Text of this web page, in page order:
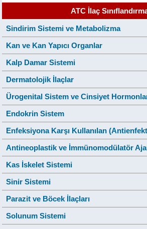
ATC İlaç
Sindirim Sistemi ve Metabolizma
Kan ve Kan Yapıcı Organlar
Kalp Damar Sistemi
Dermatolojik İlaçlar
Ürogenital Sistem ve Cinsiyet
Endokrin Sistem
Enfeksiyona Karşı Kullanılan
Antineoplastik ve İmmünomodülatör
Kas İskelet Sistemi
Sinir Sistemi
Parazit ve Böcek İlaçları
Solunum Sistemi